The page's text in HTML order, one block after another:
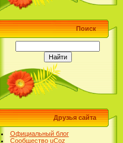
Поиск
Друзья сайта
Официальный блог
Сообщество uCoz